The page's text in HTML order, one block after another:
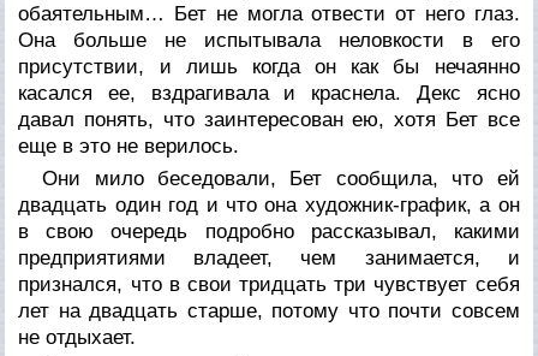
обаятельным… Бет не могла отвести от него глаз.
Она больше не испытывала неловкости в его
присутствии, и лишь когда он как бы нечаянно
касался ее, вздрагивала и краснела. Декс ясно
давал понять, что заинтересован ею, хотя Бет все
еще в это не верилось.
Они мило беседовали, Бет сообщила, что ей
двадцать один год и что она художник-график, а он
в свою очередь подробно рассказывал, какими
предприятиями владеет, чем занимается, и
признался, что в свои тридцать три чувствует себя
лет на двадцать старше, потому что почти совсем
не отдыхает.